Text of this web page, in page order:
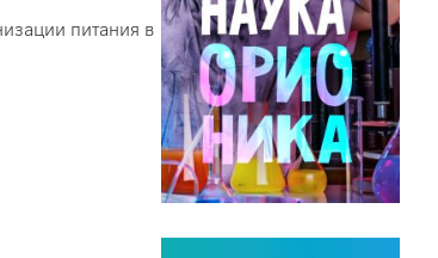
питания в